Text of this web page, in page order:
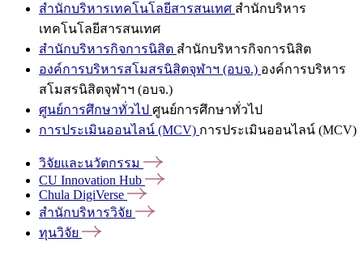
สำนักบริหารเทคโนโลยีสารสนเทศ สำนักบริหาร
เทคโนโลยีสารสนเทศ
สำนักบริหารกิจการนิสิต สำนักบริหารกิจการนิสิต
องค์การบริหารสโมสรนิสิตจุฬาฯ (อบจ.) องค์การบริหาร
สโมสรนิสิตจุฬาฯ (อบจ.)
ศูนย์การศึกษาทั่วไป ศูนย์การศึกษาทั่วไป
การประเมินออนไลน์ (MCV) การประเมินออนไลน์ (MCV)
วิจัยและนวัตกรรม
CU Innovation Hub
Chula DigiVerse
สำนักบริหารวิจัย
ทุนวิจัย